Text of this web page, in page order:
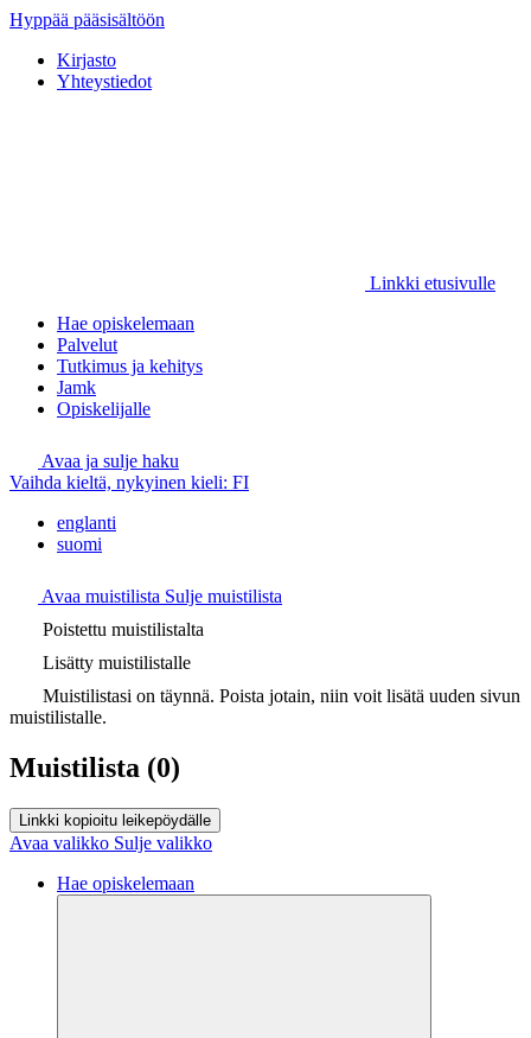
Hyppää pääsisältöön
Kirjasto
Yhteystiedot
Linkki etusivulle
Hae opiskelemaan
Palvelut
Tutkimus ja kehitys
Jamk
Opiskelijalle
Avaa ja sulje haku
Vaihda kieltä, nykyinen kieli: FI
englanti
suomi
Avaa muistilista Sulje muistilista
Poistettu muistilistalta
Lisätty muistilistalle
Muistilistasi on täynnä. Poista jotain, niin voit lisätä uuden sivun
muistilistalle.
Muistilista (0)
Linkki kopioitu leikepöydälle
Avaa valikko Sulje valikko
Hae opiskelemaan